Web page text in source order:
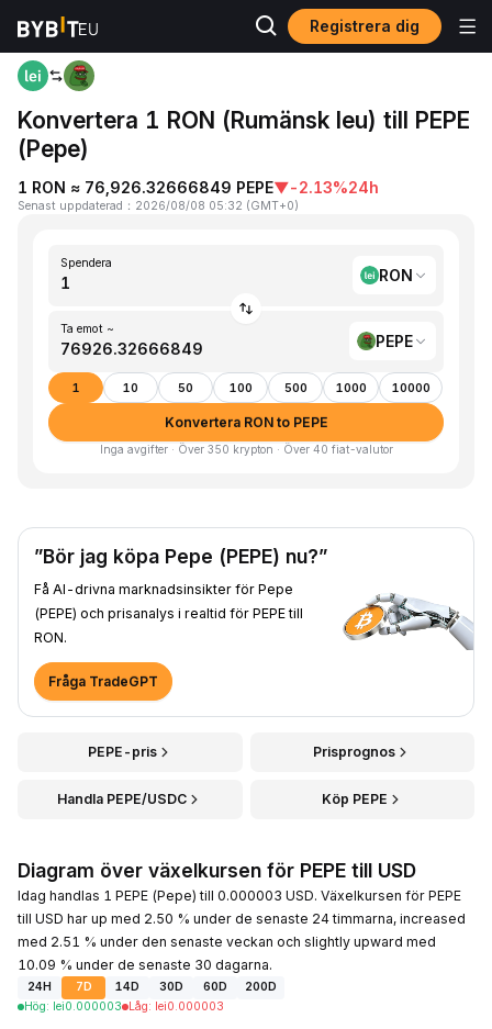
Registrera dig
Hem RON to PEPE
Konvertera 1 RON (Rumänsk leu) till PEPE
(Pepe)
1 RON ≈ 76,926.32666849 PEPE▼-2.13%24h
Senast uppdaterad ： 2026/08/08 05:32 (GMT+0)
Spendera
RON
Ta emot ~
PEPE
1 10 50 100 500 1000 10000
Konvertera RON to PEPE
Inga avgifter · Över 350 krypton · Över 40 fiat-valutor
”Bör jag köpa Pepe (PEPE) nu?”
Få AI-drivna marknadsinsikter för Pepe
(PEPE) och prisanalys i realtid för PEPE till
RON.
Fråga TradeGPT
PEPE-pris Prisprognos
Handla PEPE/USDC Köp PEPE
Diagram över växelkursen för PEPE till USD
Idag handlas 1 PEPE (Pepe) till 0.000003 USD. Växelkursen för PEPE
till USD har up med 2.50 % under de senaste 24 timmarna, increased
med 2.51 % under den senaste veckan och slightly upward med
10.09 % under de senaste 30 dagarna.
24H 7D 14D 30D 60D
200D
Hög: lei0.000003 Låg: lei0.000003